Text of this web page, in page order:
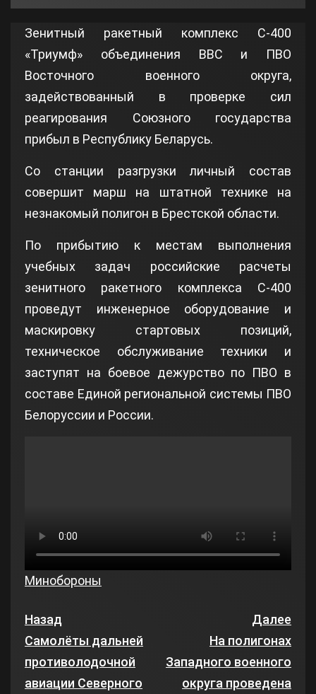
Зенитный ракетный комплекс С-400
«Триумф» объединения ВВС и ПВО
Восточного военного округа,
задействованный в проверке сил
реагирования Союзного государства
прибыл в Республику Беларусь.
Со станции разгрузки личный состав
совершит марш на штатной технике на
незнакомый полигон в Брестской области.
По прибытию к местам выполнения
учебных задач российские расчеты
зенитного ракетного комплекса С-400
проведут инженерное оборудование и
маскировку стартовых позиций,
техническое обслуживание техники и
заступят на боевое дежурство по ПВО в
составе Единой региональной системы ПВО
Белоруссии и России.
Минобороны
Назад
Самолёты дальней
противолодочной
авиации Северного
Далее
На полигонах
Западного военного
округа проведена